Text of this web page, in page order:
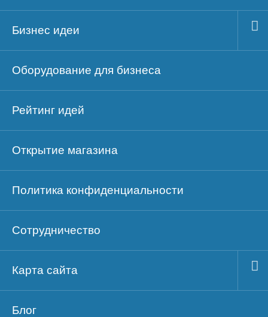
Бизнес идеи
Оборудование для бизнеса
Рейтинг идей
Открытие магазина
Политика конфиденциальности
Сотрудничество
Карта сайта
Блог